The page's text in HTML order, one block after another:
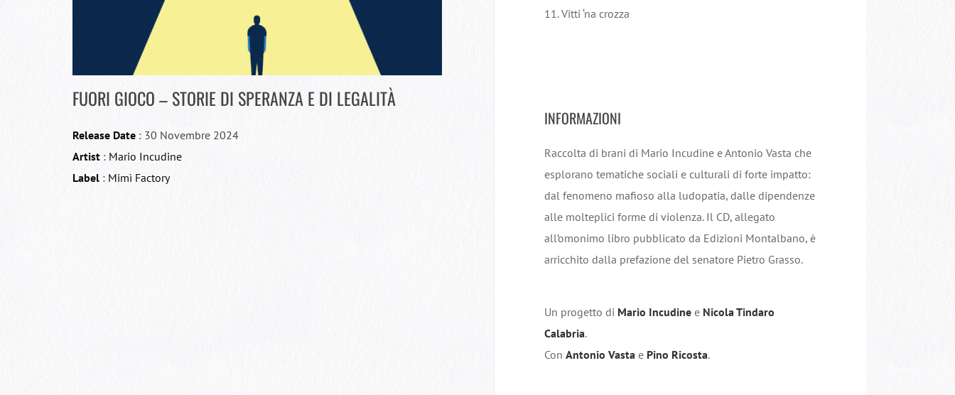
11. Vitti ‘na crozza
INFORMAZIONI
Raccolta di brani di Mario Incudine e Antonio Vasta che
esplorano tematiche sociali e culturali di forte impatto:
dal fenomeno mafioso alla ludopatia, dalle dipendenze
alle molteplici forme di violenza. Il CD, allegato
all’omonimo libro pubblicato da Edizioni Montalbano, è
arricchito dalla prefazione del senatore Pietro Grasso.
Un progetto di Mario Incudinee Nicola Tindaro
Calabria.
Con Antonio Vastae Pino Ricosta.
FUORI GIOCO – STORIE DI SPERANZA E DI LEGALITÀ
Release Date : 30 Novembre 2024
Artist : Mario Incudine
Label : Mimì Factory